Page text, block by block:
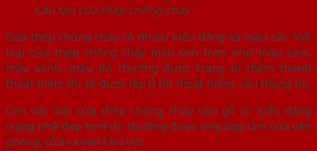
Cấu tạo cửa thép chống cháy
Cửa thép chống cháy có nhiều kiểu dáng và màu sắc. Với
loại cửa thép chống cháy màu sơn trơn như màu xám,
màu xanh, màu đỏ thường được trang bị thêm thanh
thoát hiểm thì sẽ được lắp ở lối thoát hiểm, cầu thang bộ.
Còn với loại cửa thép chống cháy vân gỗ có kiểu dáng
trang nhã đẹp hơn thì thường được ứng dụng làm cửa văn
phòng, cửa ra vào khu vực.